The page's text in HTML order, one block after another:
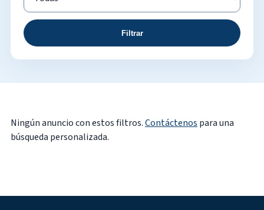
Filtrar
Ningún anuncio con estos filtros.Contáctenos para una
búsqueda personalizada.